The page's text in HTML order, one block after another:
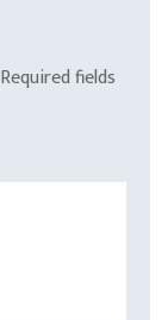
Required fields